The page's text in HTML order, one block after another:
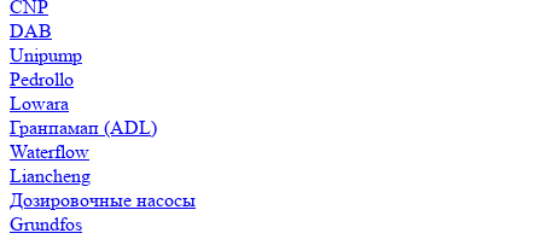
CNP
DAB
Unipump
Pedrollo
Lowara
Гранпамап (ADL)
Waterflow
Liancheng
Дозировочные насосы
Grundfos